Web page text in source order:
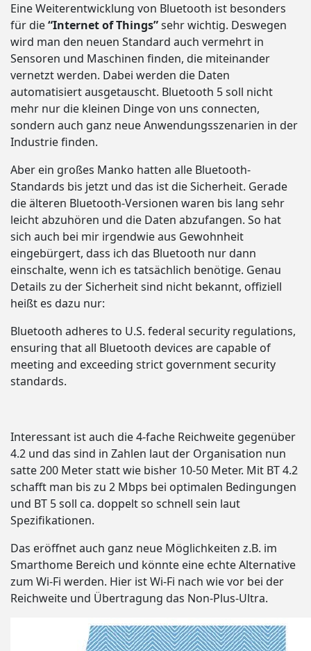
Eine Weiterentwicklung von Bluetooth ist besonders
für die“Internet of Things”sehr wichtig. Deswegen
wird man den neuen Standard auch vermehrt in
Sensoren und Maschinen finden, die miteinander
vernetzt werden. Dabei werden die Daten
automatisiert ausgetauscht. Bluetooth 5 soll nicht
mehr nur die kleinen Dinge von uns connecten,
sondern auch ganz neue Anwendungsszenarien in der
Industrie finden.
Aber ein großes Manko hatten alle Bluetooth-
Standards bis jetzt und das ist die Sicherheit. Gerade
die älteren Bluetooth-Versionen waren bis lang sehr
leicht abzuhören und die Daten abzufangen. So hat
sich auch bei mir irgendwie aus Gewohnheit
eingebürgert, dass ich das Bluetooth nur dann
einschalte, wenn ich es tatsächlich benötige. Genau
Details zu der Sicherheit sind nicht bekannt, offiziell
heißt es dazu nur:
Bluetooth adheres to U.S. federal security regulations,
ensuring that all Bluetooth devices are capable of
meeting and exceeding strict government security
standards.
Interessant ist auch die 4-fache Reichweite gegenüber
4.2 und das sind in Zahlen laut der Organisation nun
satte 200 Meter statt wie bisher 10-50 Meter. Mit BT 4.2
schafft man bis zu 2 Mbps bei optimalen Bedingungen
und BT 5 soll ca. doppelt so schnell sein laut
Spezifikationen.
Das eröffnet auch ganz neue Möglichkeiten z.B. im
Smarthome Bereich und könnte eine echte Alternative
zum Wi-Fi werden. Hier ist Wi-Fi nach wie vor bei der
Reichweite und Übertragung das Non-Plus-Ultra.